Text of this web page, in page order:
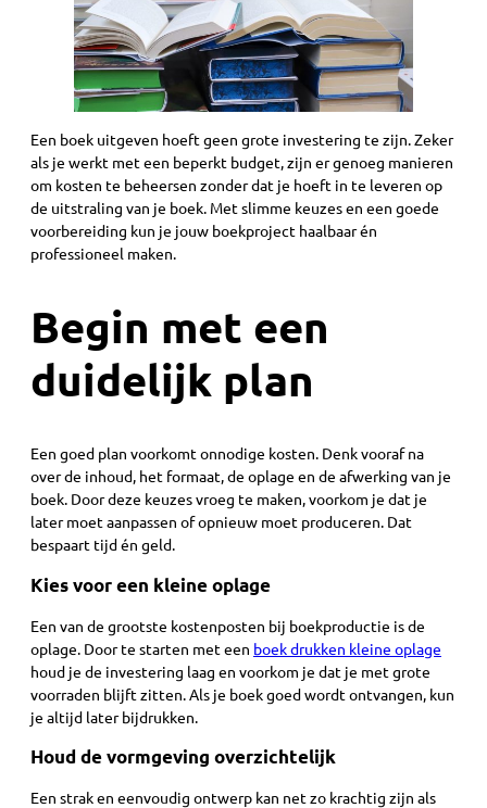
Een boek uitgeven hoeft geen grote investering te zijn. Zeker
als je werkt met een beperkt budget, zijn er genoeg manieren
om kosten te beheersen zonder dat je hoeft in te leveren op
de uitstraling van je boek. Met slimme keuzes en een goede
voorbereiding kun je jouw boekproject haalbaar én
professioneel maken.
Begin met een
duidelijk plan
Een goed plan voorkomt onnodige kosten. Denk vooraf na
over de inhoud, het formaat, de oplage en de afwerking van je
boek. Door deze keuzes vroeg te maken, voorkom je dat je
later moet aanpassen of opnieuw moet produceren. Dat
bespaart tijd én geld.
Kies voor een kleine oplage
Een van de grootste kostenposten bij boekproductie is de
oplage. Door te starten met een boek drukken kleine oplage
houd je de investering laag en voorkom je dat je met grote
voorraden blijft zitten. Als je boek goed wordt ontvangen, kun
je altijd later bijdrukken.
Houd de vormgeving overzichtelijk
Een strak en eenvoudig ontwerp kan net zo krachtig zijn als